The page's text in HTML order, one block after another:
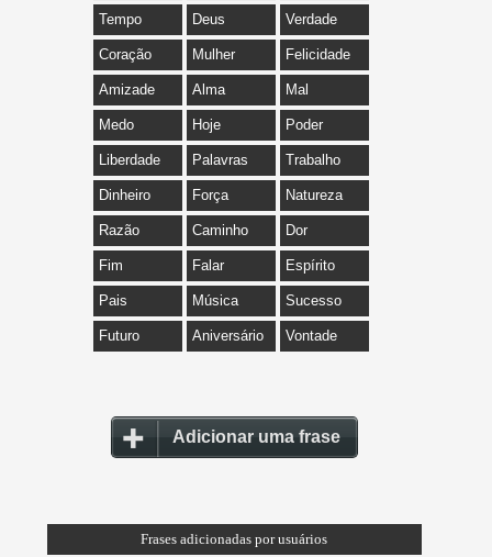
Tempo Deus Verdade
Coração Mulher Felicidade
Amizade Alma Mal
Medo Hoje Poder
Liberdade Palavras Trabalho
Dinheiro Força Natureza
Razão Caminho Dor
Fim Falar Espírito
Pais Música Sucesso
Futuro Aniversário Vontade
Adicionar uma frase
Frases adicionadas por usuários